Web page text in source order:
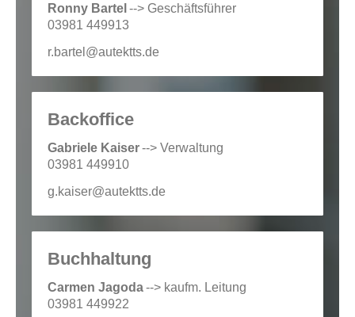
Ronny Bartel --> Geschäftsführer
03981 449913
r.bartel@autektts.de
Backoffice
Gabriele Kaiser--> Verwaltung
03981 449910
g.kaiser@autektts.de
Buchhaltung
Carmen Jagoda--> kaufm. Leitung
03981 449922